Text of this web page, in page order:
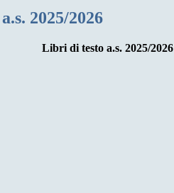
2025/2026
Libri di testo a.s. 2025/2026